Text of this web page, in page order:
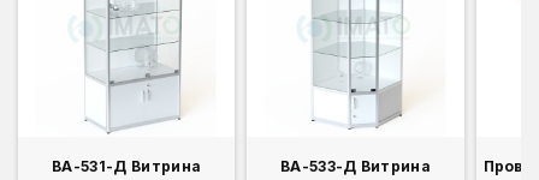
ВА-531-Д Витрина
ВА-533-Д Витрина